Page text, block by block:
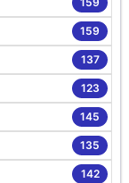
159
137
123
145
135
142